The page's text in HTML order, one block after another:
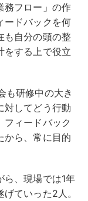
務フロー」の作
ードバックを何
も自分の頭の整
をする上で役立
も研修中の大き
対してどう行動
フィードバック
から、常に目的
ら、現場では1年
ていった2人。